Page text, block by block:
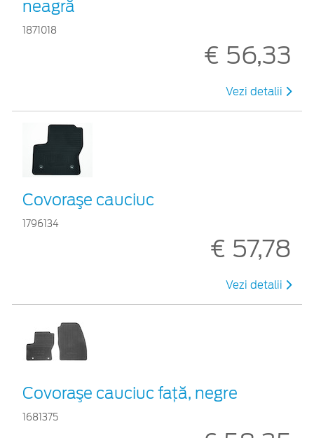
neagră
1871018
€ 56,33
Vezi detalii
Covoraşe cauciuc
1796134
€ 57,78
Vezi detalii
Covoraşe cauciuc faţă, negre
1681375